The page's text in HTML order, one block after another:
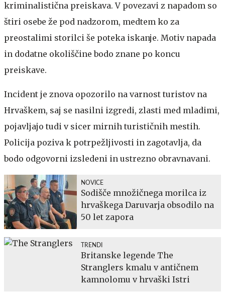
kriminalistična preiskava. V povezavi z napadom so
štiri osebe že pod nadzorom, medtem ko za
preostalimi storilci še poteka iskanje. Motiv napada
in dodatne okoliščine bodo znane po koncu
preiskave.
Incident je znova opozorilo na varnost turistov na
Hrvaškem, saj se nasilni izgredi, zlasti med mladimi,
pojavljajo tudi v sicer mirnih turističnih mestih.
Policija poziva k potrpežljivosti in zagotavlja, da
bodo odgovorni izsledeni in ustrezno obravnavani.
NOVICE
Sodišče množičnega morilca iz
hrvaškega Daruvarja obsodilo na
50 let zapora
TRENDI
Britanske legende The
Stranglers kmalu v antičnem
kamnolomu v hrvaški Istri